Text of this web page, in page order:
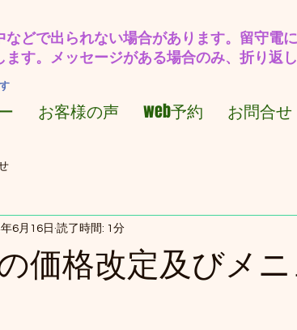
などで出られない場合があります。​留守電
す。 メッセージがある場合のみ、折り返
お客様の声 web予約 お問合せ
価格改定及びメ
6月16日 読了時間: 1分